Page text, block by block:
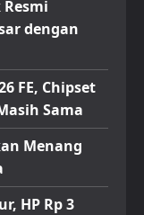
Resmi
dengan
FE, Chipset
Sama
Menang
HP Rp 3